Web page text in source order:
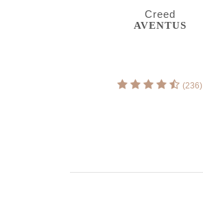
Creed
AVENTUS
(236)